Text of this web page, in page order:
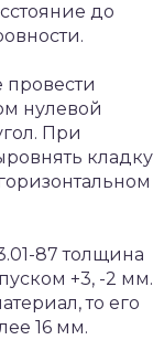
до
нулевой
При
кладку
87 толщина
+3, -2 мм.
то его
16 мм.